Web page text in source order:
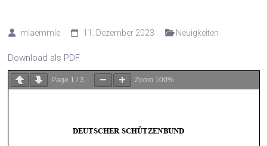
mlaemmle 11. Dezember 2023 Neuigkeiten
Download als PDF
Page 1 /3 Zoom 100%